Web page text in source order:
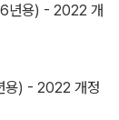
년용) - 2022 개
용) - 2022 개정